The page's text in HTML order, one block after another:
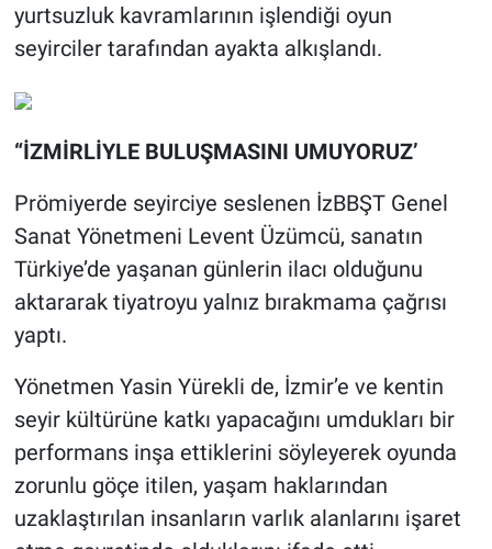
yurtsuzluk kavramlarının işlendiği oyun
seyirciler tarafından ayakta alkışlandı.
“İZMİRLİYLE BULUŞMASINI UMUYORUZ’
Prömiyerde seyirciye seslenen İzBBŞT Genel
Sanat Yönetmeni Levent Üzümcü, sanatın
Türkiye’de yaşanan günlerin ilacı olduğunu
aktararak tiyatroyu yalnız bırakmama çağrısı
yaptı.
Yönetmen Yasin Yürekli de, İzmir’e ve kentin
seyir kültürüne katkı yapacağını umdukları bir
performans inşa ettiklerini söyleyerek oyunda
zorunlu göçe itilen, yaşam haklarından
uzaklaştırılan insanların varlık alanlarını işaret